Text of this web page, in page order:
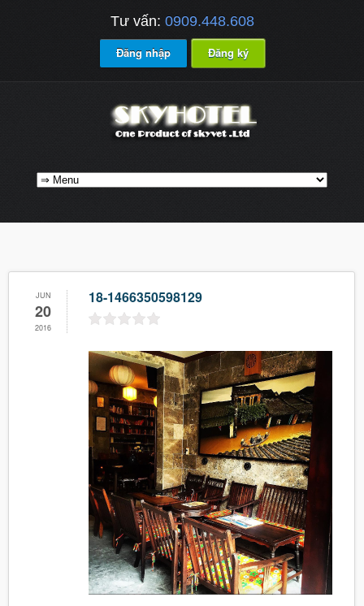
Tư vấn: 0909.448.608
Đăng nhập Đăng ký
JUN
20
2016
18-1466350598129